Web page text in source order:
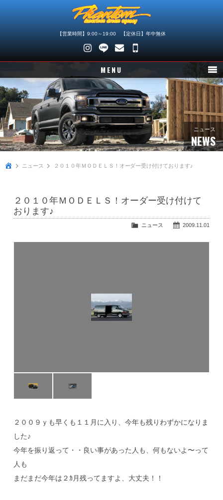
【営業時間】9:00～19:00 【定休日】年中無休
048-
745-
4446
MENU
ニュース
在庫車情報
パーツ情報
メンテナンス
買取査定
ニュース
NEWS
ニュース ２０１０年ＭＯＤＥＬＳ！オーダー受け付けております♪
２０１０年ＭＯＤＥＬＳ！オーダー受け付けて
おります♪
2009.11.01
ニュース
２００９ｙも早くも１１月に入り、今年も残りわずかになりま
した♪
今年を振り返って・・良い事があった人も、何もないよ〜って
人も
まだまだ今年は２ｶ月残ってますよ、大丈夫！！